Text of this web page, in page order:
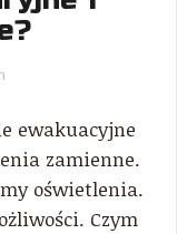
ewakuacyjne
zamienne.
oświetlenia.
Czym